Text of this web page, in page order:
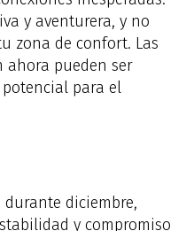
y aventurera, y no
zona de confort. Las
ahora pueden ser
para el
diciembre,
y compromiso